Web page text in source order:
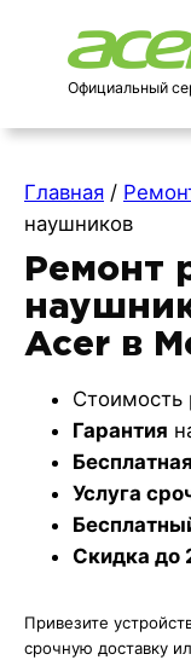
Официальный
Главная /
наушников
Ремонт
Acer в
Стоимость
Гарантия
Услуга
Скидка до
Привезите
срочную доставку